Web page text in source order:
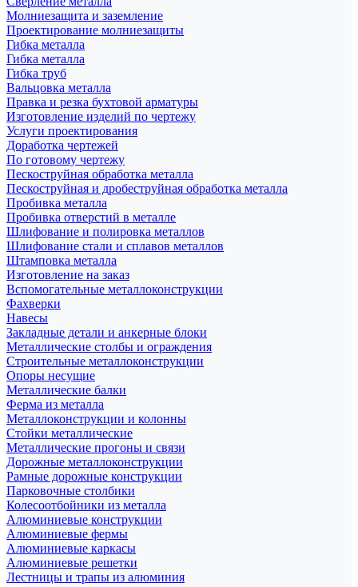
Молниезащита и заземление
Проектирование молниезащиты
Гибка металла
Гибка металла
Гибка труб
Вальцовка металла
Правка и резка бухтовой арматуры
Изготовление изделий по чертежу
Услуги проектирования
Доработка чертежей
По готовому чертежу
Пескоструйная обработка металла
Пескоструйная и дробеструйная обработка металла
Пробивка металла
Пробивка отверстий в металле
Шлифование и полировка металлов
Шлифование стали и сплавов металлов
Штамповка металла
Изготовление на заказ
Вспомогательные металлоконструкции
Фахверки
Навесы
Закладные детали и анкерные блоки
Металлические столбы и ограждения
Строительные металлоконструкции
Опоры несущие
Металлические балки
Ферма из металла
Металлоконструкции и колонны
Стойки металлические
Металлические прогоны и связи
Дорожные металлоконструкции
Рамные дорожные конструкции
Парковочные столбики
Колесоотбойники из металла
Алюминиевые конструкции
Алюминиевые фермы
Алюминиевые каркасы
Алюминиевые решетки
Лестницы и трапы из алюминия